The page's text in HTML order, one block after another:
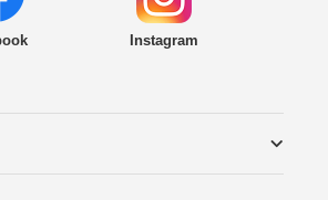
Instagram